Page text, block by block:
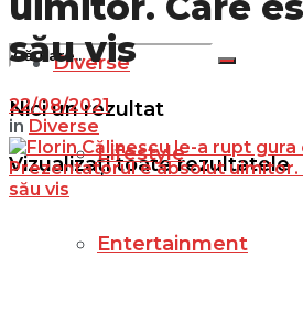
Nici un rezultat
Vizualizați toate rezultatele
Diverse
Lifestyle
Entertainment
său vis
22/08/2021
in Diverse